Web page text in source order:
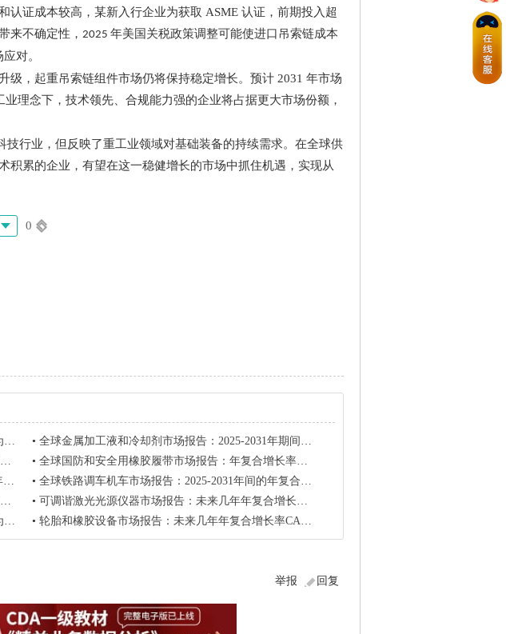
认证成本较高，某新入行企业为获取 ASME 认证，前期投入超
来不确定性， 2025 年美国关税政策调整可能使进口吊索链成本
对。
级，起重吊索链组件市场仍将保持稳定增长。预计 2031 年市场
业理念下，技术领先、合规能力强的企业将占据更大市场份额，
技行业，但反映了重工业领域对基础装备的持续需求。在全球供
积累的企业，有望在这一稳健增长的市场中抓住机遇，实现从
0
• 全球金属加工液和冷却剂市场报告：2025-2031年期间年复合增长率CAGR为3.2%
• 全球国防和安全用橡胶履带市场报告：年复合增长率（CAGR）为8.5%（2025-2031）
• 全球铁路调车机车市场报告：2025-2031年间的年复合增长率（CAGR）为4.4%
• 可调谐激光光源仪器市场报告：未来几年年复合增长率CAGR为4.2%
• 轮胎和橡胶设备市场报告：未来几年年复合增长率CAGR为5.4%
回复
举报